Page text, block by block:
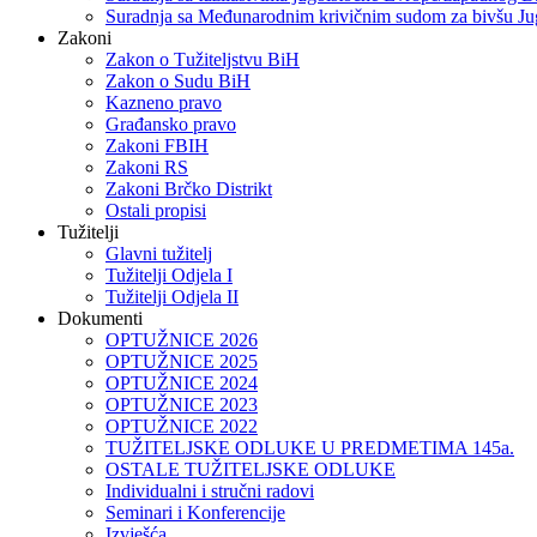
Suradnja sa Međunarodnim krivičnim sudom za bivšu
Zakoni
Zakon o Тužiteljstvu BiH
Zakon o Sudu BiH
Kazneno pravo
Građansko pravo
Zakoni FBIH
Zakoni RS
Zakoni Brčko Distrikt
Ostali propisi
Tužitelji
Glavni tužitelj
Tužitelji Odjela I
Tužitelji Odjela II
Dokumenti
OPTUŽNICE 2026
OPTUŽNICE 2025
OPTUŽNICE 2024
OPTUŽNICE 2023
OPTUŽNICE 2022
TUŽITELJSKE ODLUKE U PREDMETIMA 145a.
OSTALE TUŽITELJSKE ODLUKE
Individualni i stručni radovi
Seminari i Konferencije